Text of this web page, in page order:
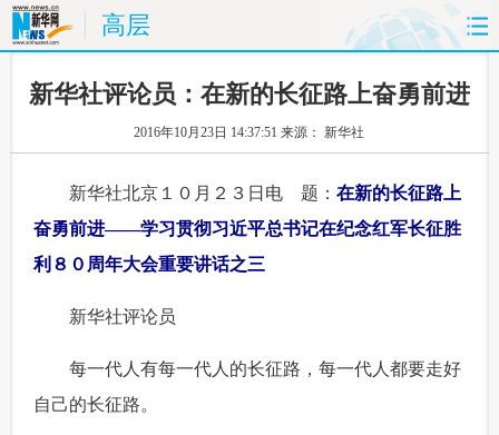
高层
首页 时政 国际 财经
体育 人事
时尚 思客 地方 法治
港澳 台湾
科技 能源
图片 视频 彩票 食品
新华社评论员：在新的长征路上奋勇前进
2016年10月23日 14:37:51来源： 新华社
新华社北京１０月２３日电 题：在新的长征路上
奋勇前进——学习贯彻习近平总书记在纪念红军长征胜
利８０周年大会重要讲话之三
新华社评论员
每一代人有每一代人的长征路，每一代人都要走好
自己的长征路。